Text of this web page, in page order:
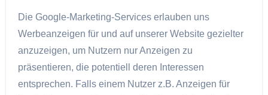
Die Google-Marketing-Services erlauben uns
Werbeanzeigen für und auf unserer Website gezielter
anzuzeigen, um Nutzern nur Anzeigen zu
präsentieren, die potentiell deren Interessen
entsprechen. Falls einem Nutzer z.B. Anzeigen für